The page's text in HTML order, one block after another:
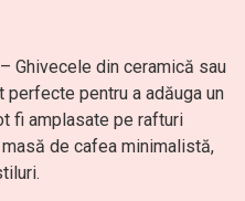
– Ghivecele din ceramică sau
pentru a adăuga un
fi amplasate pe rafturi
de cafea minimalistă,